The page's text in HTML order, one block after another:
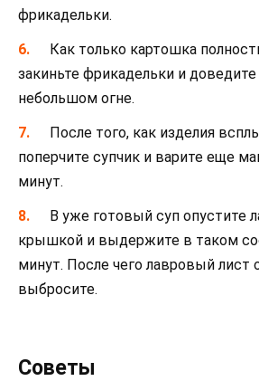
фрикадельки.
Как только картошка
закиньте фрикадельки и
небольшом огне.
После того, как изделия
поперчите супчик и варите еще
минут.
В уже готовый суп опустите
крышкой и выдержите в таком
минут. После чего лавровый лист
выбросите.
Советы